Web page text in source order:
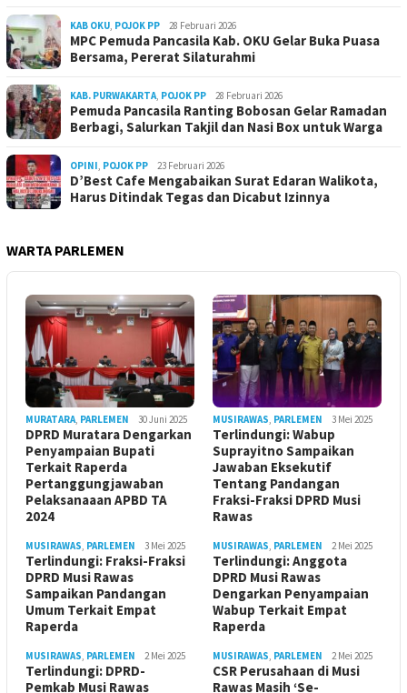
KAB OKU, POJOK PP 28 Februari 2026
MPC Pemuda Pancasila Kab. OKU Gelar Buka Puasa
Bersama, Pererat Silaturahmi
KAB. PURWAKARTA, POJOK PP 28 Februari 2026
Pemuda Pancasila Ranting Bobosan Gelar Ramadan
Berbagi, Salurkan Takjil dan Nasi Box untuk Warga
OPINI, POJOK PP 23 Februari 2026
D’Best Cafe Mengabaikan Surat Edaran Walikota,
Harus Ditindak Tegas dan Dicabut Izinnya
WARTA PARLEMEN
MURATARA, PARLEMEN 30 Juni 2025
DPRD Muratara Dengarkan
Penyampaian Bupati
Terkait Raperda
Pertanggungjawaban
Pelaksanaaan APBD TA
2024
MUSIRAWAS, PARLEMEN 3 Mei 2025
Terlindungi: Wabup
Suprayitno Sampaikan
Jawaban Eksekutif
Tentang Pandangan
Fraksi-Fraksi DPRD Musi
Rawas
MUSIRAWAS, PARLEMEN 3 Mei 2025
Terlindungi: Fraksi-Fraksi
DPRD Musi Rawas
Sampaikan Pandangan
Umum Terkait Empat
Raperda
MUSIRAWAS, PARLEMEN 2 Mei 2025
Terlindungi: Anggota
DPRD Musi Rawas
Dengarkan Penyampaian
Wabup Terkait Empat
Raperda
MUSIRAWAS, PARLEMEN 2 Mei 2025
Terlindungi: DPRD-
Pemkab Musi Rawas
MUSIRAWAS, PARLEMEN 2 Mei 2025
CSR Perusahaan di Musi
Rawas Masih ‘Se-